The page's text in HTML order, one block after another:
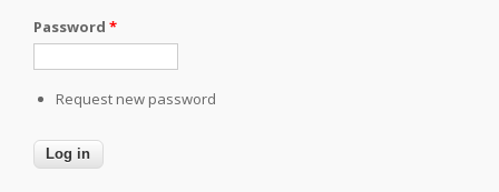
Password *
Request new password